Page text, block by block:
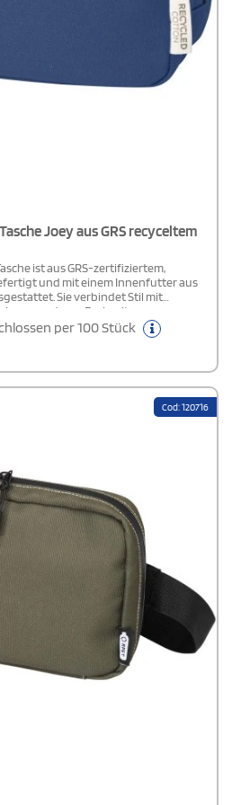
Joey aus GRS recyceltem
ist aus GRS-zertifiziertem,
und mit einem Innenfutter aus
Sie verbindet Stil mit
vorderen Fach mit
Hauptfach mit Reißverschluss
Eine matte Metallplatte dient als
für Ihr Logo und verleiht der Tasche
Fassungsvermögen von 3,5 Litern
praktisch, sondern auch ein Ausdruck
per 100 Stück
Cod: 120716